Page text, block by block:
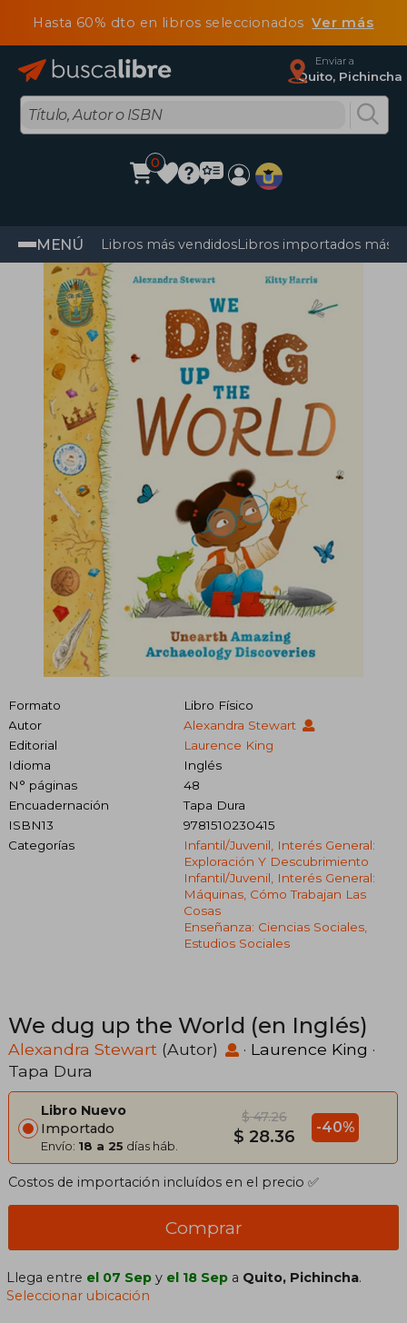
Hasta 60% dto en libros seleccionadosVer más
Enviar a
Quito, Pichincha
0
MENÚ Libros más vendidosLibros importados más
Formato
Libro Físico
Autor
Alexandra Stewart
Editorial
Laurence King
Idioma
Inglés
N° páginas
48
Encuadernación
Tapa Dura
ISBN13
9781510230415
Categorías
Infantil/juvenil, Interés General:
Exploración Y Descubrimiento
Infantil/juvenil, Interés General:
Máquinas, Cómo Trabajan Las
Cosas
Enseñanza: Ciencias Sociales,
Estudios Sociales
We dug up the World (en Inglés)
Alexandra Stewart (Autor) · Laurence King ·
Tapa Dura
Libro Nuevo
Importado
Envío: 18 a 25 días háb.
$ 47.26
$ 28.36 -40%
Costos de importación incluídos en el precio ✅
Comprar
Llega entre el 07 Sep y el 18 Sep a Quito, Pichincha.
Seleccionar ubicación